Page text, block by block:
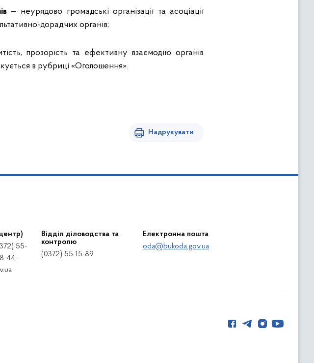
— неурядово громадські організації та асоціації
дорадчих органів;
прозорість та ефективну взаємодію органів
в рубриці «Оголошення».
Надрукувати
55-
44,
Відділ діловодства та
контролю
(0372) 55-15-89
Електронна пошта
oda@bukoda.gov.ua